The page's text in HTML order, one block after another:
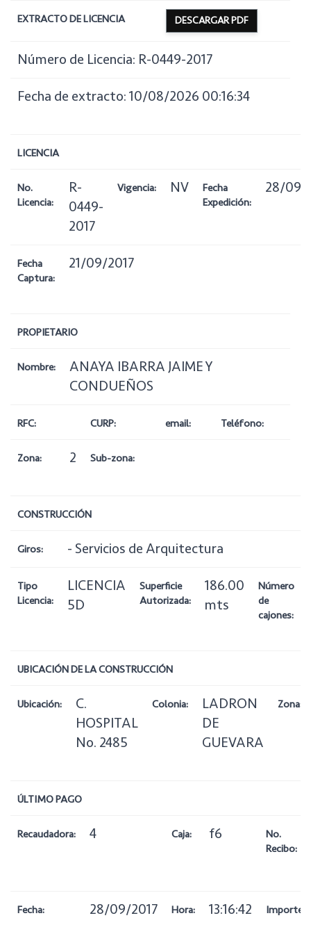
EXTRACTO DE LICENCIA DESCARGAR PDF
Número de Licencia: R-0449-2017
Fecha de extracto: 10/08/2026 00:16:34
LICENCIA
No.
Licencia:
R-
0449-
2017
Vigencia: NV
Fecha
Expedición:
28/09/
Fecha
Captura:
21/09/2017
PROPIETARIO
Nombre:
ANAYA IBARRA JAIME Y
CONDUEÑOS
RFC: CURP: email: Teléfono:
Zona: 2 Sub-zona:
CONSTRUCCIÓN
Giros: - Servicios de Arquitectura
Tipo
Licencia:
LICENCIA
5D
Superficie
Autorizada:
186.00
mts
Número
de
cajones:
UBICACIÓN DE LA CONSTRUCCIÓN
Ubicación:
C.
HOSPITAL
No. 2485
Colonia:
LADRON
DE
GUEVARA
Zona:
ÚLTIMO PAGO
Recaudadora: 4 Caja: f6
No.
Recibo:
Fecha: 28/09/2017 Hora: 13:16:42 Importe: